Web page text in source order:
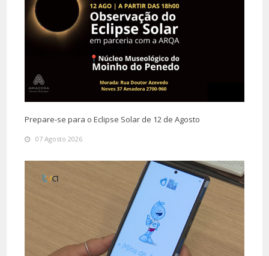
Prepare-se para o Eclipse Solar de 12 de Agosto
07 Agosto 2026